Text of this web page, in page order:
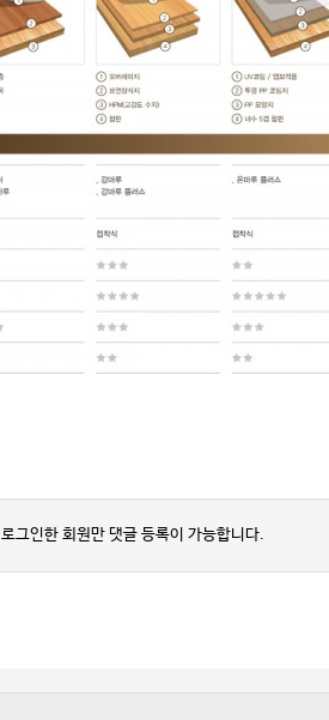
로그인한 회원만 댓글 등록이 가능합니다.